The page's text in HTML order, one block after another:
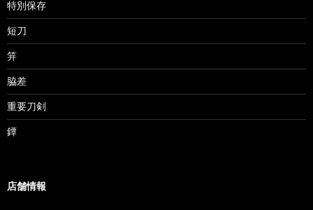
特別保存
短刀
笄
脇差
重要刀剣
鐔
店舗情報